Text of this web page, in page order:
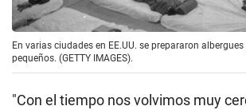
despertado su curiosidad. De
curiosidad que le generó la
logró contactar con varias de las
involucradas en ella, incluída la